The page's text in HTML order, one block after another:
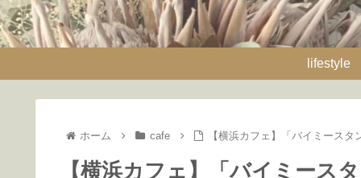
lifestyle
ホーム cafe 【横浜カフェ】「バイミース
【横浜カフェ】「バイミース